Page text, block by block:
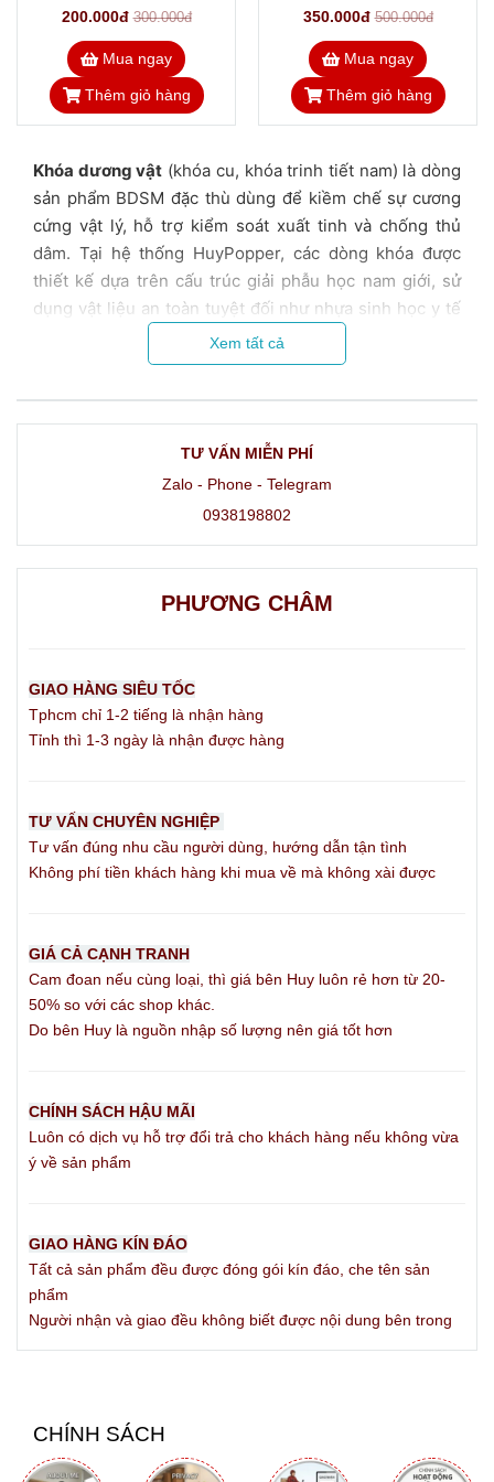
200.000đ 300.000đ
Mua ngay
Thêm giỏ hàng
350.000đ 500.000đ
Mua ngay
Thêm giỏ hàng
Khóa dương vật (khóa cu, khóa trinh tiết nam) là dòng
sản phẩm BDSM đặc thù dùng để kiềm chế sự cương
cứng vật lý, hỗ trợ kiểm soát xuất tinh và chống thủ
dâm. Tại hệ thống HuyPopper, các dòng khóa được
thiết kế dựa trên cấu trúc giải phẫu học nam giới, sử
dụng vật liệu an toàn tuyệt đối như nhựa sinh học y tế
hằng ngày, sợi carbon siêu nhẹ và inox 316L cao cấp
không gỉ. Bài viết này cung cấp toàn bộ hướng dẫn quy
chủ trải nghiệm kiềm chế đỉnh cao.
*Lưu ý y khoa: Cơ chế hoạt động của khóa trinh tiết là
chuyên dụng tại HuyPopper
Tùy thuộc vào cấp độ trải nghiệm và mục đích giữ khóa
Khóa dương vật giá rẻ (Phù hợp cho người mới)
Dòng sản phẩm có mức giá tối ưu từ 180k – 250k, chủ
lớn nhất là trọng lượng siêu nhẹ, kết cấu lồng nhiều lỗ
thoáng khí, giúp các mô cơ nhạy cảm dễ dàng thích
nghi với vật thể lạ trong giai đoạn đầu hằng ngày.
Nhờ cấu trúc khuyên khép kín bo tròn phối hợp vòng
kẹp thông minh, Cobra loại bỏ hoàn toàn phần lồng
ống bí bách. Người mặc có thể tự tin diện hằng ngày
Xem tất cả
TƯ VẤN MIỄN PHÍ
Zalo - Phone - Telegram
0938198802
PHƯƠNG CHÂM
GIAO HÀNG SIÊU TỐC
Tphcm chỉ 1-2 tiếng là nhận hàng
Tỉnh thì 1-3 ngày là nhận được hàng
TƯ VẤN CHUYÊN NGHIỆP
Tư vấn đúng nhu cầu người dùng, hướng dẫn tận tình
Không phí tiền khách hàng khi mua về mà không xài được
GIÁ CẢ CẠNH TRANH
Cam đoan nếu cùng loại, thì giá bên Huy luôn rẻ hơn từ 20-
50% so với các shop khác.
Do bên Huy là nguồn nhập số lượng nên giá tốt hơn
CHÍNH SÁCH HẬU MÃI
Luôn có dịch vụ hỗ trợ đổi trả cho khách hàng nếu không vừa
ý về sản phẩm
GIAO HÀNG KÍN ĐÁO
Tất cả sản phẩm đều được đóng gói kín đáo, che tên sản
phẩm
Người nhận và giao đều không biết được nội dung bên trong
CHÍNH SÁCH